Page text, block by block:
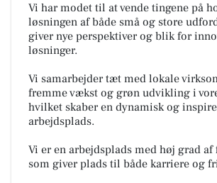
Vi har modet til at vende tingene på
løsningen af både små og store
giver nye perspektiver og blik for
løsninger.
Vi samarbejder tæt med lokale
fremme vækst og grøn udvikling i
hvilket skaber en dynamisk og
arbejdsplads.
Vi er en arbejdsplads med høj grad
som giver plads til både karriere og